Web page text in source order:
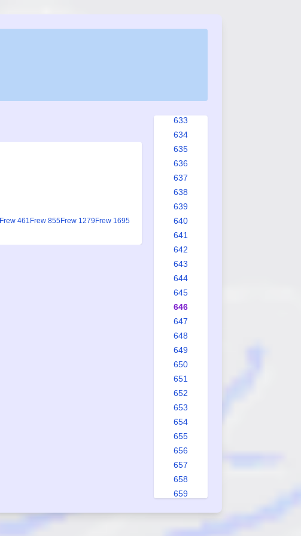
Frew 461 Frew 855Frew 1279 Frew 1695
633
634
635
636
637
638
639
640
641
642
643
644
645
646
647
648
649
650
651
652
653
654
655
656
657
658
659